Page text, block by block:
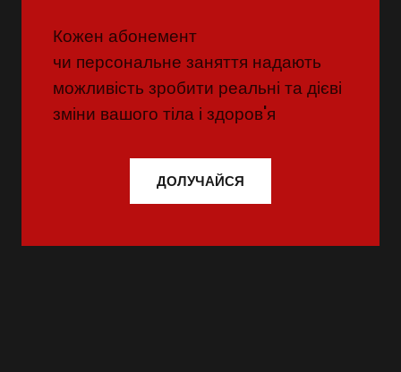
Кожен абонемент
чи персональне заняття надають
можливість зробити реальні та дієві
зміни вашого тіла і здоров'я
ДОЛУЧАЙСЯ